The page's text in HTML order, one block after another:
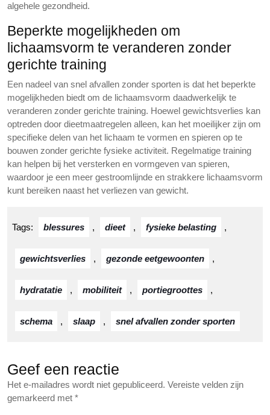
algehele gezondheid.
Beperkte mogelijkheden om
lichaamsvorm te veranderen zonder
gerichte training
Een nadeel van snel afvallen zonder sporten is dat het beperkte
mogelijkheden biedt om de lichaamsvorm daadwerkelijk te
veranderen zonder gerichte training. Hoewel gewichtsverlies kan
optreden door dieetmaatregelen alleen, kan het moeilijker zijn om
specifieke delen van het lichaam te vormen en spieren op te
bouwen zonder gerichte fysieke activiteit. Regelmatige training
kan helpen bij het versterken en vormgeven van spieren,
waardoor je een meer gestroomlijnde en strakkere lichaamsvorm
kunt bereiken naast het verliezen van gewicht.
Tags: blessures , dieet , fysieke belasting ,
gewichtsverlies , gezonde eetgewoonten ,
hydratatie , mobiliteit , portiegroottes ,
schema , slaap , snel afvallen zonder sporten
Geef een reactie
Het e-mailadres wordt niet gepubliceerd. Vereiste velden zijn
gemarkeerd met *